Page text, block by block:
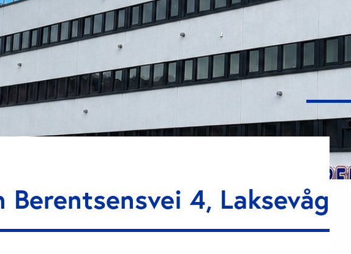
Berentsensvei 4, Laksevåg